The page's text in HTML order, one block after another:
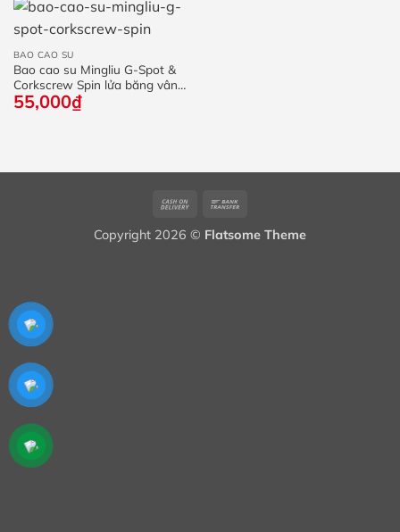
BAO CAO SU
Bao cao su Mingliu G-Spot &
Corkscrew Spin lửa băng vân
hạt – hộp 3 cái / 10 cái
55,000₫
Cash
Delivery
Copyright 2026 © Flatsome Theme